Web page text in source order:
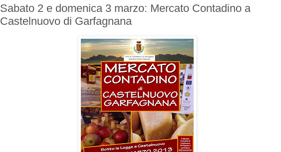
Sabato 2 e domenica 3 marzo: Mercato Contadino a
Castelnuovo di Garfagnana